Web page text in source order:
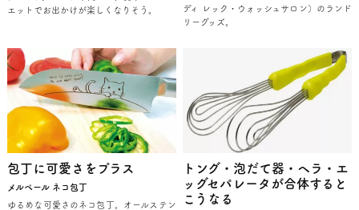
エットでお出かけが楽しくなりそう。
ディ レック・ウォッシュサロン）のランド
リーグッズ。
包丁に可愛さをプラス
メルペール ネコ包丁
ゆるめな可愛さのネコ包丁。オールステン
トング・泡だて器・ヘラ・エ
ッグセパレータが合体すると
こうなる